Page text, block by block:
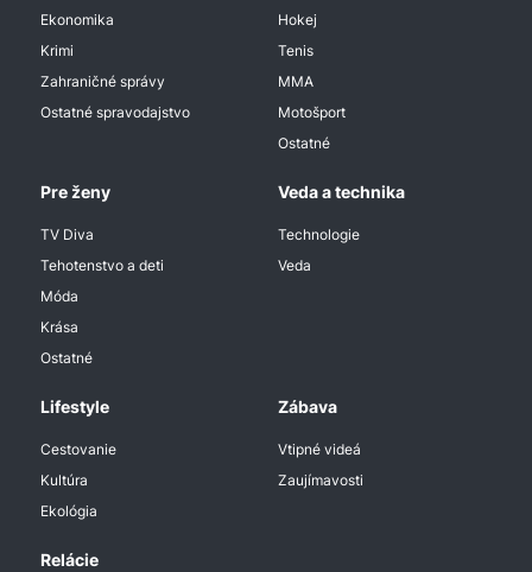
Ekonomika
Krimi
Zahraničné správy
Ostatné spravodajstvo
Hokej
Tenis
MMA
Motošport
Ostatné
Pre ženy
TV Diva
Tehotenstvo a deti
Móda
Krása
Ostatné
Veda a technika
Technologie
Veda
Lifestyle
Cestovanie
Kultúra
Ekológia
Zábava
Vtipné videá
Zaujímavosti
Relácie